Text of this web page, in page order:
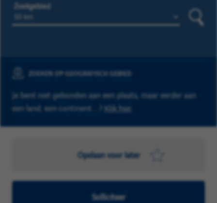
Zoekgebied
ZOEKEN OP GEOGRAFISCH GEBIED
Je bent niet gebonden aan een plaats, maar eerder aan
een land, een continent ...? Klik hier
Opslaan voor later
Solliciteer